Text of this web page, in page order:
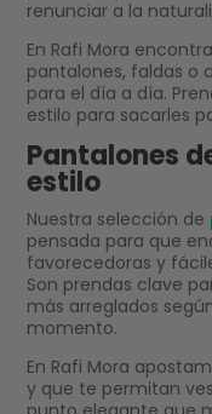
renunciar a la
En Rafi Mora
pantalones, faldas o
para el día a día.
estilo para sacarles
Pantalones
estilo
Nuestra selección de
pensada para que
favorecedoras y
Son prendas clave
más arreglados
momento.
En Rafi Mora
y que te permitan